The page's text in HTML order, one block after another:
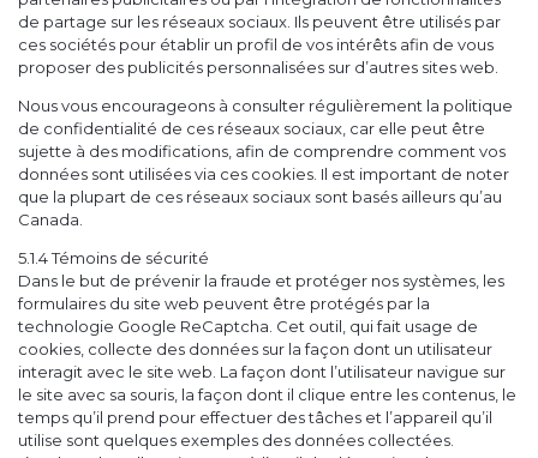
de partage sur les réseaux sociaux. Ils peuvent être utilisés par
ces sociétés pour établir un profil de vos intérêts afin de vous
proposer des publicités personnalisées sur d’autres sites web.
Nous vous encourageons à consulter régulièrement la politique
de confidentialité de ces réseaux sociaux, car elle peut être
sujette à des modifications, afin de comprendre comment vos
données sont utilisées via ces cookies. Il est important de noter
que la plupart de ces réseaux sociaux sont basés ailleurs qu’au
Canada.
5.1.4 Témoins de sécurité
Dans le but de prévenir la fraude et protéger nos systèmes, les
formulaires du site web peuvent être protégés par la
technologie Google ReCaptcha. Cet outil, qui fait usage de
cookies, collecte des données sur la façon dont un utilisateur
interagit avec le site web. La façon dont l’utilisateur navigue sur
le site avec sa souris, la façon dont il clique entre les contenus, le
temps qu’il prend pour effectuer des tâches et l’appareil qu’il
utilise sont quelques exemples des données collectées.